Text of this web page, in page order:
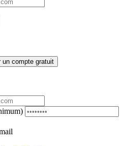
un compte gratuit